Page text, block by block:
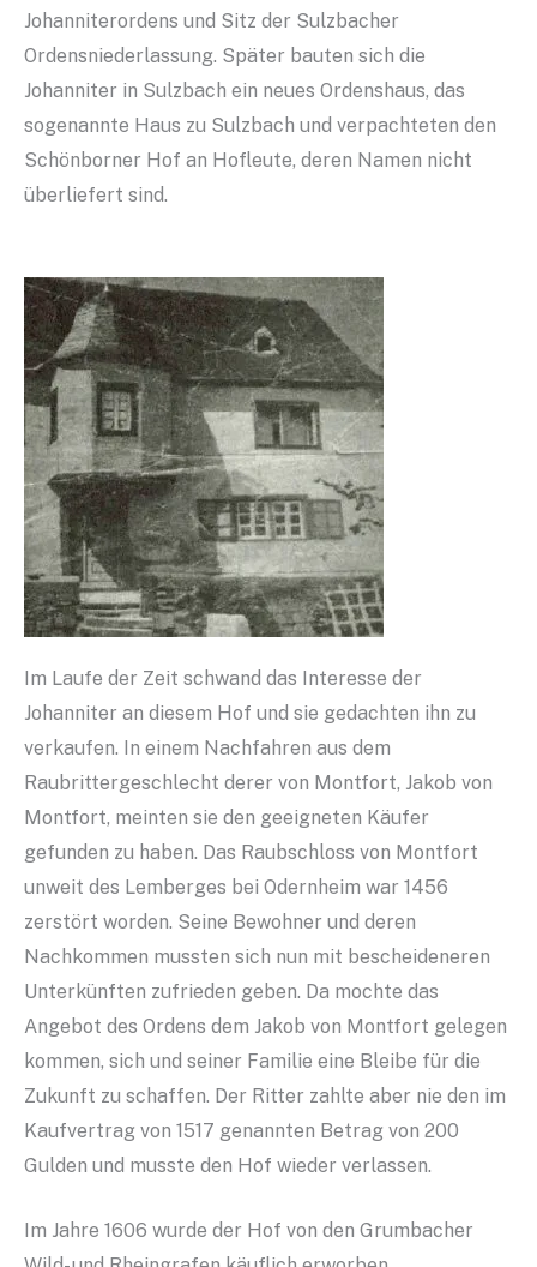
Johanniterordens und Sitz der Sulzbacher
Ordensniederlassung. Später bauten sich die
Johanniter in Sulzbach ein neues Ordenshaus, das
sogenannte Haus zu Sulzbach und verpachteten den
Schönborner Hof an Hofleute, deren Namen nicht
überliefert sind.
Im Laufe der Zeit schwand das Interesse der
Johanniter an diesem Hof und sie gedachten ihn zu
verkaufen. In einem Nachfahren aus dem
Raubrittergeschlecht derer von Montfort, Jakob von
Montfort, meinten sie den geeigneten Käufer
gefunden zu haben. Das Raubschloss von Montfort
unweit des Lemberges bei Odernheim war 1456
zerstört worden. Seine Bewohner und deren
Nachkommen mussten sich nun mit bescheideneren
Unterkünften zufrieden geben. Da mochte das
Angebot des Ordens dem Jakob von Montfort gelegen
kommen, sich und seiner Familie eine Bleibe für die
Zukunft zu schaffen. Der Ritter zahlte aber nie den im
Kaufvertrag von 1517 genannten Betrag von 200
Gulden und musste den Hof wieder verlassen.
Im Jahre 1606 wurde der Hof von den Grumbacher